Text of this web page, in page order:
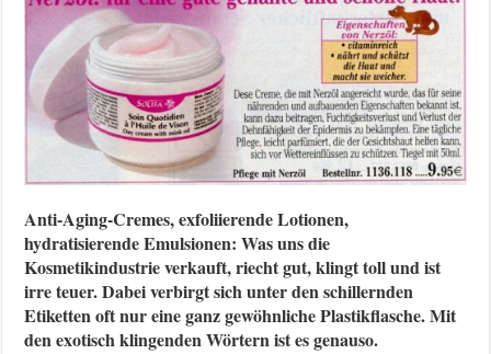
Anti-Aging-Cremes, exfoliierende Lotionen,
hydratisierende Emulsionen: Was uns die
Kosmetikindustrie verkauft, riecht gut, klingt toll und ist
irre teuer. Dabei verbirgt sich unter den schillernden
Etiketten oft nur eine ganz gewöhnliche Plastikflasche. Mit
den exotisch klingenden Wörtern ist es genauso.